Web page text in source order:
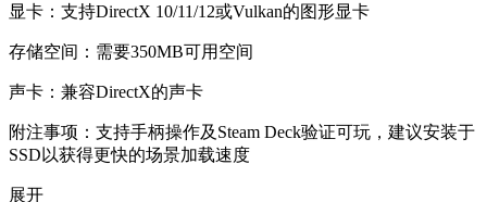
显卡：支持DirectX 10/11/12或Vulkan的图形显卡
存储空间：需要350MB可用空间
声卡：兼容DirectX的声卡
附注事项：支持手柄操作及Steam Deck验证可玩，建议安装于
SSD以获得更快的场景加载速度
展开